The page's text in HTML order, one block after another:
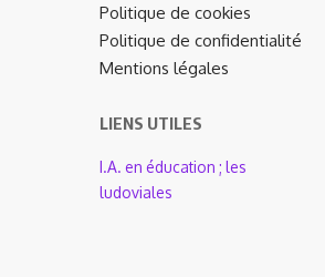
Politique de cookies
Politique de confidentialité
Mentions légales
LIENS UTILES
I.A. en éducation ; les
ludoviales